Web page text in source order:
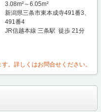
3.08m²～6.05m²
新潟県三条市東本成寺491番3、
491番4
JR信越本線 三条駅 徒歩 21分
。詳しくはお問合せください。